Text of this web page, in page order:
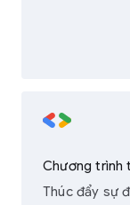
Chương trình
Thúc đẩy sự